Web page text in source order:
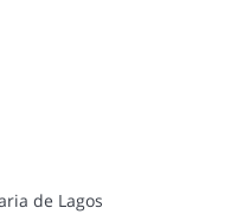
de Lagos